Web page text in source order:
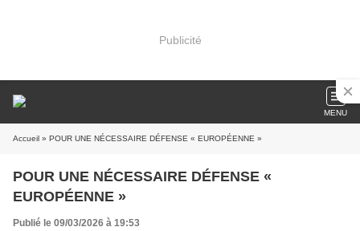
Publicité
MENU
Accueil » POUR UNE NÉCESSAIRE DÉFENSE « EUROPÉENNE »
POUR UNE NÉCESSAIRE DÉFENSE «
EUROPÉENNE »
Publié le 09/03/2026 à 19:53